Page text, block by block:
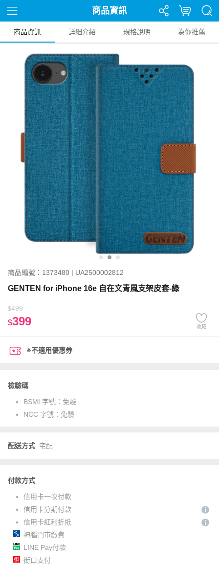
商品資訊
商品資訊 詳細介紹 規格說明 為你推薦
商品編號：1373480 | UA2500002812
GENTEN for iPhone 16e 自在文青風支架皮套-綠
$499
$399 收藏
※不適用優惠券
檢驗碼
BSMI 字號： 免驗
NCC 字號： 免驗
配送方式 宅配
付款方式
信用卡一次付款
信用卡分期付款
信用卡紅利折抵
神腦門市繳費
LINE Pay付款
街口支付